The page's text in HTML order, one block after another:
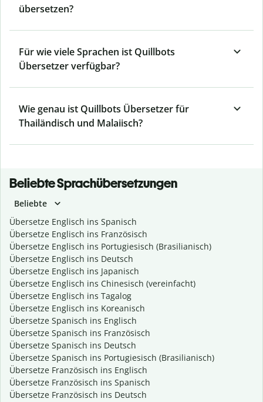
übersetzen?
Für wie viele Sprachen ist Quillbots
Übersetzer verfügbar?
Wie genau ist Quillbots Übersetzer für
Thailändisch und Malaiisch?
Beliebte Sprachübersetzungen
Beliebte
Übersetze Englisch ins Spanisch
Übersetze Englisch ins Französisch
Übersetze Englisch ins Portugiesisch (Brasilianisch)
Übersetze Englisch ins Deutsch
Übersetze Englisch ins Japanisch
Übersetze Englisch ins Chinesisch (vereinfacht)
Übersetze Englisch ins Tagalog
Übersetze Englisch ins Koreanisch
Übersetze Spanisch ins Englisch
Übersetze Spanisch ins Französisch
Übersetze Spanisch ins Deutsch
Übersetze Spanisch ins Portugiesisch (Brasilianisch)
Übersetze Französisch ins Englisch
Übersetze Französisch ins Spanisch
Übersetze Französisch ins Deutsch